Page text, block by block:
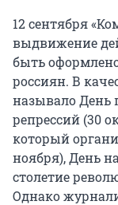
12 сентября
выдвижение
быть оформлено
россиян. В
называло День
репрессий (30
который
ноября), День
столетие
Однако